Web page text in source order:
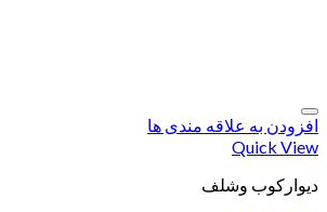
افزودن به علاقه مندی ها
Quick View
دیوارکوب وشلف